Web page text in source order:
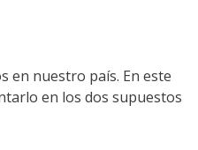
en nuestro país. En este
en los dos supuestos